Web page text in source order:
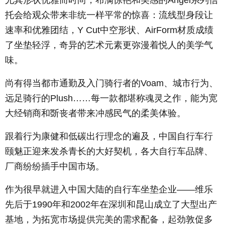
托会给观众带来非统一样平常的惊喜：流线型身段让
速率和优雅团结，Y Cut中空形状、AirForm材质成绩
了坐垫轻浮，奇异的艺术元素更弥漫着悦人的美学气
味。
尚有得当都市通勤及入门骑行者的Voam、城市行为、
远足骑行的Plush……每一款都堪称魂灵之作，能为宽
大经销商和斲丧者带来冲感民气的柔美体验。
跟着行为康健和低碳出行理念的遍及，中国自行车行
颐魅正迎来发杀青长的大好契机，各大自行车品牌、
厂商纷纷插手中国市场。
作为很早就进入中国大陆的自行车坐垫企业——维乐
先后于1990年和2002年在深圳和昆山成立了大型出产
基地，为拓宽市场提供完美的需求配备，起劲敦促多